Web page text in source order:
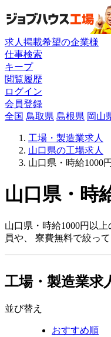
求人掲載希望の企業様
仕事検索
キープ
閲覧履歴
ログイン
会員登録
全国 鳥取県 島根県 岡山
工場・製造業求人
山口県の工場求人
山口県・時給1000
山口県・時
山口県・時給1000円以
員や、 寮費無料で絞っ
工場・製造業求
並び替え
おすすめ順